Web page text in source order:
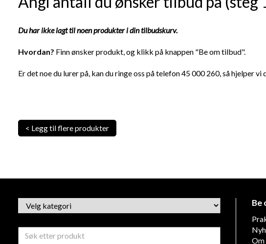
Du har ikke lagt til noen produkter i din tilbudskurv.
Hvordan? Finn ønsker produkt, og klikk på knappen "Be om tilbud".
Er det noe du lurer på, kan du ringe oss på telefon 45 000 260, så hjelper vi
< Legg til flere produkter
Be
Om